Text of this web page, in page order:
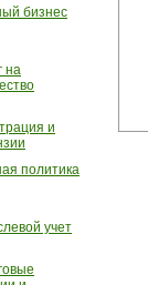
бизнес
на
и
политика
учет